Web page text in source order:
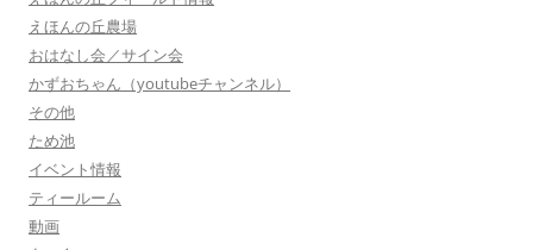
えほんの丘農場
おはなし会／サイン会
かずおちゃん（youtubeチャンネル）
その他
ため池
イベント情報
ティールーム
動画